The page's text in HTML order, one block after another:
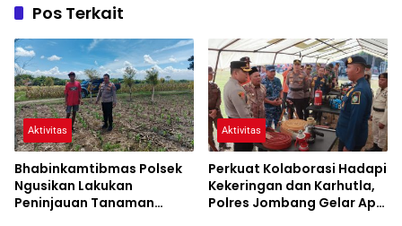
Pos Terkait
Aktivitas
Bhabinkamtibmas Polsek
Ngusikan Lakukan
Peninjauan Tanaman
Aktivitas
Perkuat Kolaborasi Hadapi
Kekeringan dan Karhutla,
Polres Jombang Gelar Apel